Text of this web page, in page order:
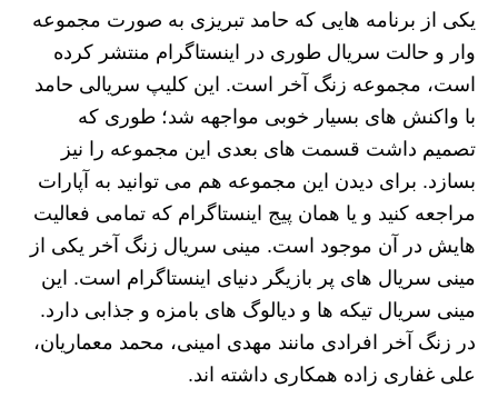
یکی از برنامه هایی که حامد تبریزی به صورت مجموعه
وار و حالت سریال طوری در اینستاگرام منتشر کرده
است، مجموعه زنگ آخر است. این کلیپ سریالی حامد
با واکنش های بسیار خوبی مواجهه شد؛ طوری که
تصمیم داشت قسمت های بعدی این مجموعه را نیز
بسازد. برای دیدن این مجموعه هم می توانید به آپارات
مراجعه کنید و یا همان پیج اینستاگرام که تمامی فعالیت
هایش در آن موجود است. مینی سریال زنگ آخر یکی از
مینی سریال های پر بازیگر دنیای اینستاگرام است. این
مینی سریال تیکه ها و دیالوگ های بامزه و جذابی دارد.
در زنگ آخر افرادی مانند مهدی امینی، محمد معماریان،
علی غفاری زاده همکاری داشته اند.